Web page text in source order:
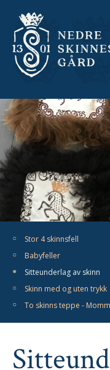
Stor 4 skinnsfell
Babyfeller
Sitteunderlag av skinn
Skinn med og uten trykk
To skinns teppe -